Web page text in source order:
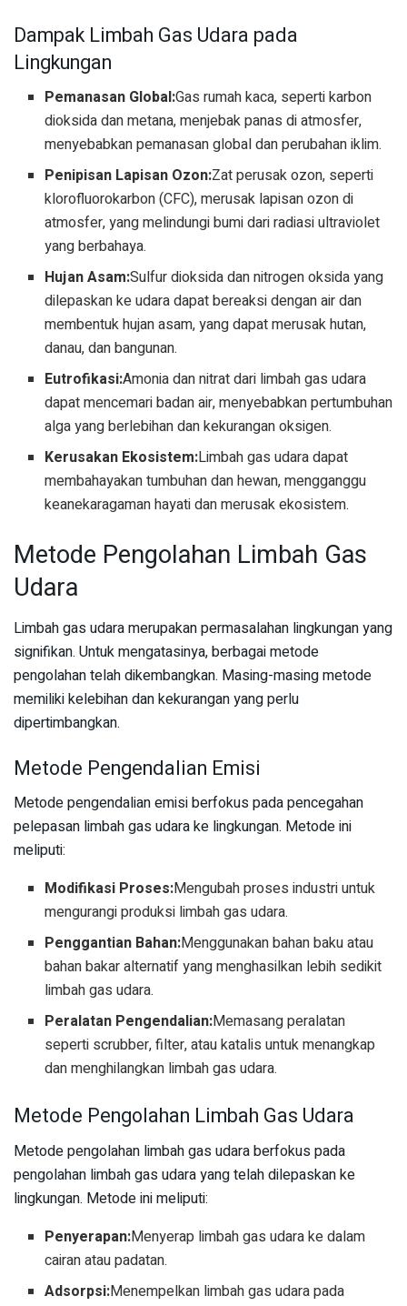
Dampak Limbah Gas Udara pada
Lingkungan
Pemanasan Global:Gas rumah kaca, seperti karbon
dioksida dan metana, menjebak panas di atmosfer,
menyebabkan pemanasan global dan perubahan iklim.
Penipisan Lapisan Ozon:Zat perusak ozon, seperti
klorofluorokarbon (CFC), merusak lapisan ozon di
atmosfer, yang melindungi bumi dari radiasi ultraviolet
yang berbahaya.
Hujan Asam:Sulfur dioksida dan nitrogen oksida yang
dilepaskan ke udara dapat bereaksi dengan air dan
membentuk hujan asam, yang dapat merusak hutan,
danau, dan bangunan.
Eutrofikasi:Amonia dan nitrat dari limbah gas udara
dapat mencemari badan air, menyebabkan pertumbuhan
alga yang berlebihan dan kekurangan oksigen.
Kerusakan Ekosistem:Limbah gas udara dapat
membahayakan tumbuhan dan hewan, mengganggu
keanekaragaman hayati dan merusak ekosistem.
Metode Pengolahan Limbah Gas
Udara
Limbah gas udara merupakan permasalahan lingkungan yang
signifikan. Untuk mengatasinya, berbagai metode
pengolahan telah dikembangkan. Masing-masing metode
memiliki kelebihan dan kekurangan yang perlu
dipertimbangkan.
Metode Pengendalian Emisi
Metode pengendalian emisi berfokus pada pencegahan
pelepasan limbah gas udara ke lingkungan. Metode ini
meliputi:
Modifikasi Proses:Mengubah proses industri untuk
mengurangi produksi limbah gas udara.
Penggantian Bahan:Menggunakan bahan baku atau
bahan bakar alternatif yang menghasilkan lebih sedikit
limbah gas udara.
Peralatan Pengendalian:Memasang peralatan
seperti scrubber, filter, atau katalis untuk menangkap
dan menghilangkan limbah gas udara.
Metode Pengolahan Limbah Gas Udara
Metode pengolahan limbah gas udara berfokus pada
pengolahan limbah gas udara yang telah dilepaskan ke
lingkungan. Metode ini meliputi:
Penyerapan:Menyerap limbah gas udara ke dalam
cairan atau padatan.
Adsorpsi:Menempelkan limbah gas udara pada